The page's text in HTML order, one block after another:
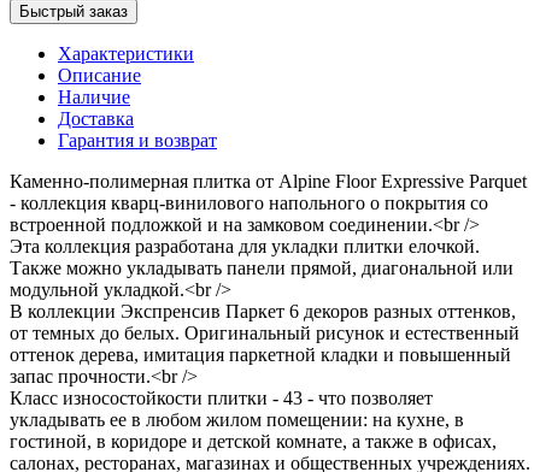
Быстрый заказ
Характеристики
Описание
Наличие
Доставка
Гарантия и возврат
Каменно-полимерная плитка от Alpine Floor Expressive Parquet
- коллекция кварц-винилового напольного о покрытия со
встроенной подложкой и на замковом соединении.<br />
Эта коллекция разработана для укладки плитки елочкой.
Также можно укладывать панели прямой, диагональной или
модульной укладкой.<br />
В коллекции Экспренсив Паркет 6 декоров разных оттенков,
от темных до белых. Оригинальный рисунок и естественный
оттенок дерева, имитация паркетной кладки и повышенный
запас прочности.<br />
Класс износостойкости плитки - 43 - что позволяет
укладывать ее в любом жилом помещении: на кухне, в
гостиной, в коридоре и детской комнате, а также в офисах,
салонах, ресторанах, магазинах и общественных учреждениях.